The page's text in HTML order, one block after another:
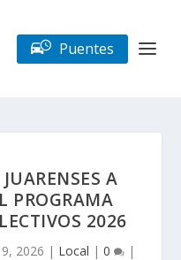
Puentes
A
PROGRAMA
2026
9, 2026 | Local | 0 |